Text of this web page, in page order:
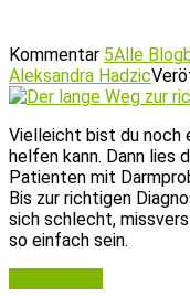
Kommentar 5Alle
Aleksandra Hadzic
Vielleicht bist du noch
helfen kann. Dann lies
Patienten mit
Bis zur richtigen
sich schlecht,
so einfach sein.